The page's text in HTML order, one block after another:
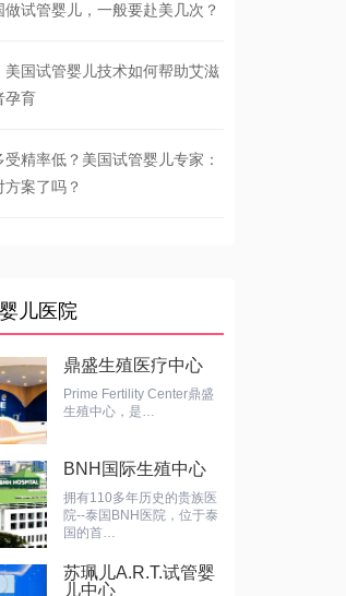
做试管婴儿，一般要赴美几次？
美国试管婴儿技术如何帮助艾滋
孕育
受精率低？美国试管婴儿专家：
方案了吗？
儿医院
鼎盛生殖医疗中心
Prime Fertility Center鼎盛
生殖中心，是…
BNH国际生殖中心
拥有110多年历史的贵族医
院--泰国BNH医院，位于泰
国的首…
苏珮儿A.R.T.试管婴
儿中心